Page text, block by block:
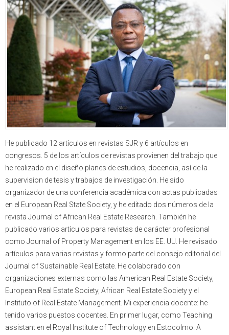
He publicado 12 artículos en revistas SJR y 6 artículos en
congresos. 5 de los artículos de revistas provienen del trabajo que
he realizado en el diseño planes de estudios, docencia, así de la
supervision de tesis y trabajos de investigación. He sido
organizador de una conferencia académica con actas publicadas
en el European Real State Society, y he editado dos números de la
revista Journal of African Real Estate Research. También he
publicado varios artículos para revistas de carácter profesional
como Journal of Property Management en los EE. UU. He revisado
artículos para varias revistas y formo parte del consejo editorial del
Journal of Sustainable Real Estate. He colaborado con
organizaciones externas como las American Real Estate Society,
European Real Estate Society, African Real Estate Society y el
Instituto of Real Estate Management. Mi experiencia docente: he
tenido varios puestos docentes. En primer lugar, como Teaching
assistant en el Royal Institute of Technology en Estocolmo. A